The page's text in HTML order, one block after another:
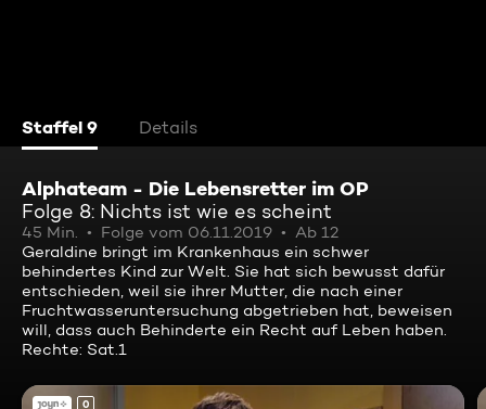
Staffel 9 Details
Alphateam - Die Lebensretter im OP
Folge 8: Nichts ist wie es scheint
45 Min. Folge vom 06.11.2019
Ab 12
Geraldine bringt im Krankenhaus ein schwer
behindertes Kind zur Welt. Sie hat sich bewusst dafür
entschieden, weil sie ihrer Mutter, die nach einer
Fruchtwasseruntersuchung abgetrieben hat, beweisen
will, dass auch Behinderte ein Recht auf Leben haben.
Rechte: Sat.1
0